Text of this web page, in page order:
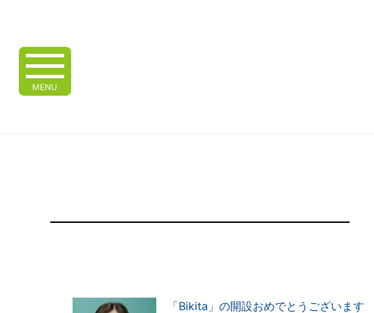
MENU
「Bikita」の開設おめでとうございます